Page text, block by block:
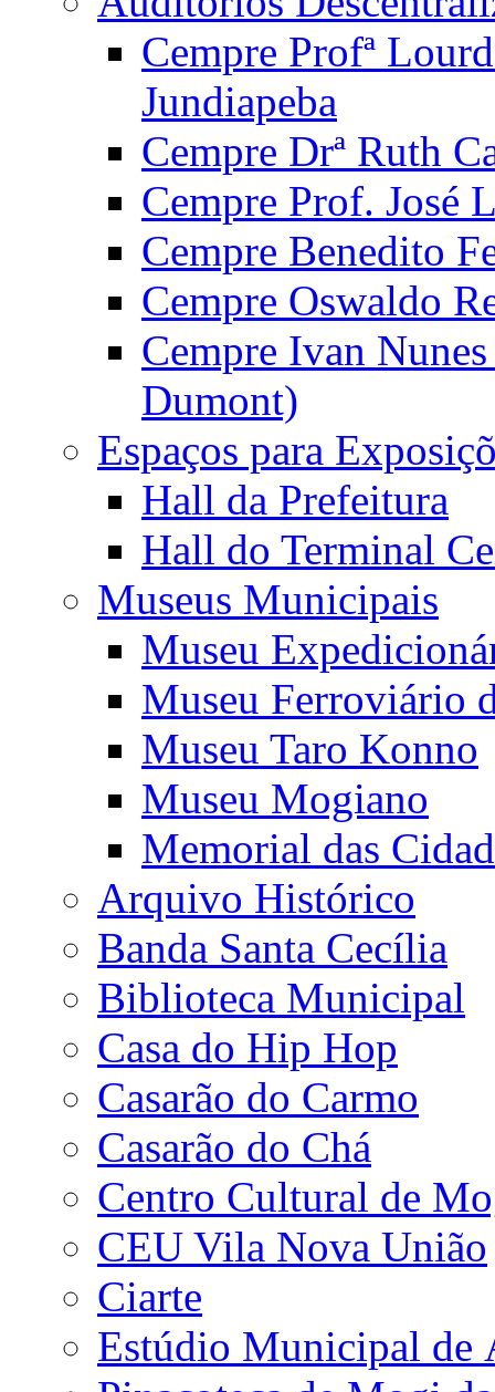
Cempre Profª
Jundiapeba
Cempre Drª Ruth
Cempre Prof. José
Cempre Benedito
Cempre Oswaldo
Cempre Ivan
Dumont)
Espaços para
Hall da Prefeitura
Hall do Terminal
Museus Municipais
Museu
Museu Ferroviário
Museu Taro Konno
Museu Mogiano
Memorial das
Arquivo Histórico
Banda Santa Cecília
Biblioteca Municipal
Casa do Hip Hop
Casarão do Carmo
Casarão do Chá
Centro Cultural de
CEU Vila Nova União
Ciarte
Estúdio Municipal de